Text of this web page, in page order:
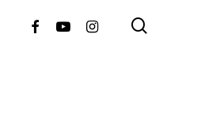
FacebookYoutubeInstagram